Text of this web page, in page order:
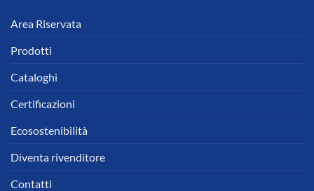
Area Riservata
Prodotti
Cataloghi
Certificazioni
Ecosostenibilità
Diventa rivenditore
Contatti